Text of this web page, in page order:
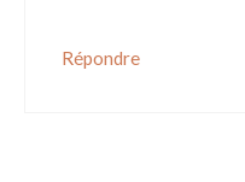
Répondre